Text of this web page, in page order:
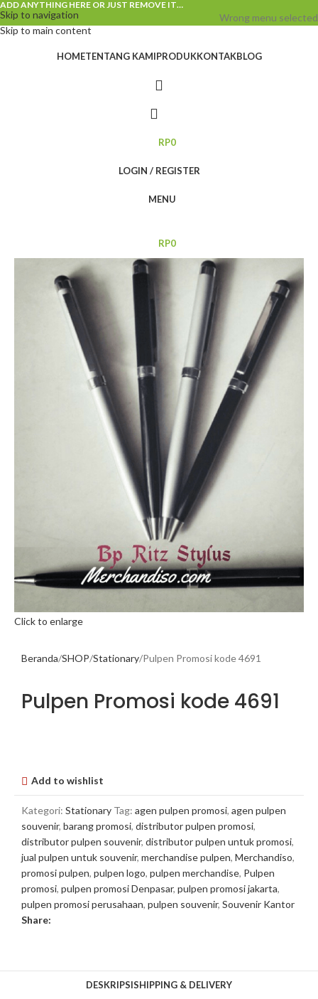
Skip to navigation
Skip to main content
ADD ANYTHING HERE OR JUST REMOVE IT…
Wrong menu selected
HOMETENTANG KAMIPRODUKKONTAKBLOG
RP0
LOGIN / REGISTER
MENU
RP0
Click to enlarge
Beranda SHOP Stationary Pulpen Promosi kode 4691
Pulpen Promosi kode 4691
Add to wishlist
Kategori: Stationary Tag: agen pulpen promosi, agen pulpen
souvenir, barang promosi, distributor pulpen promosi,
distributor pulpen souvenir, distributor pulpen untuk promosi,
jual pulpen untuk souvenir, merchandise pulpen, Merchandiso,
promosi pulpen, pulpen logo, pulpen merchandise, Pulpen
promosi, pulpen promosi Denpasar, pulpen promosi jakarta,
pulpen promosi perusahaan, pulpen souvenir, Souvenir Kantor
Share:
DESKRIPSISHIPPING & DELIVERY